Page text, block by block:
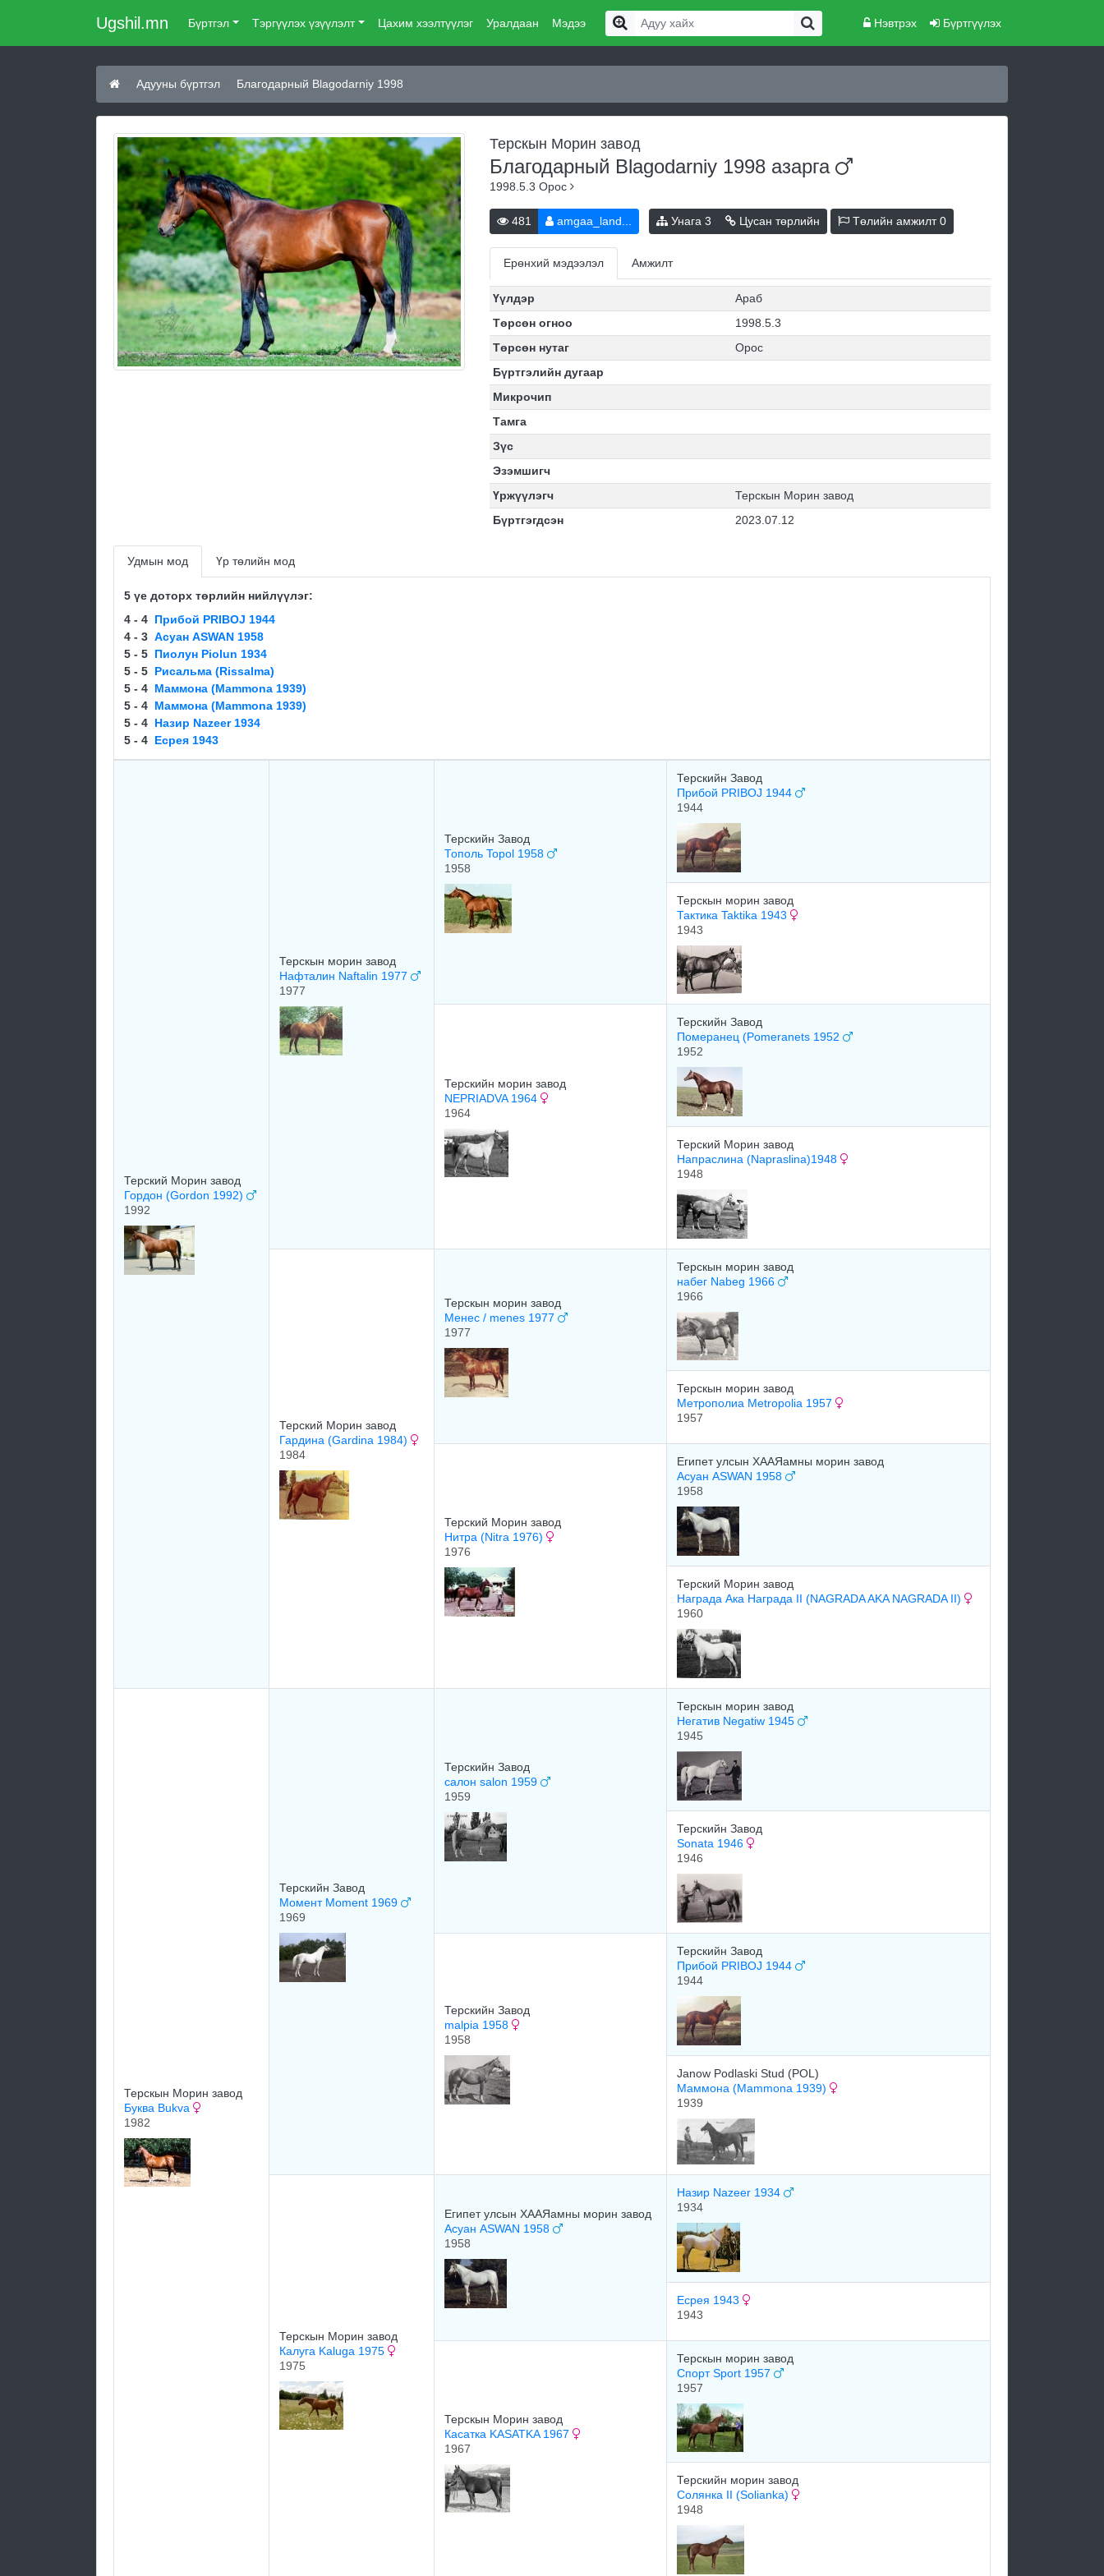
Ugshil.mn Бүртгэл Тэргүүлэх үзүүлэлт Цахим хээлтүүлэг Уралдаан Мэдээ Нэвтрэх Бүртгүүлэх
Адууны бүртгэл Благодарный Blagodarniy 1998
Терскын Морин завод
Благодарный Blagodarniy 1998 азарга
1998.5.3 Орос
481 amgaa_land... Унага 3 Цусан төрлийн Төлийн амжилт0
Ерөнхий мэдээлэл Амжилт
Үүлдэр
Араб
Төрсөн огноо
1998.5.3
Төрсөн нутаг
Орос
Бүртгэлийн дугаар
Микрочип
Тамга
Зүс
Эзэмшигч
Үржүүлэгч
Терскын Морин завод
Бүртгэгдсэн
2023.07.12
Удмын мод Үр төлийн мод
5 үе доторх төрлийн нийлүүлэг:
4 - 4 Прибой PRIBOJ 1944
4 - 3 Асуан ASWAN 1958
5 - 5 Пиолун Piolun 1934
5 - 5 Рисальма (Rissalma)
5 - 4 Маммона (Mammona 1939)
5 - 4 Маммона (Mammona 1939)
5 - 4 Назир Nazeer 1934
5 - 4 Есрея 1943
Терский Морин завод
Гордон (Gordon 1992)
1992
Терскын морин завод
Нафталин Naftalin 1977
1977
Терскийн Завод
Тополь Topol 1958
1958
Терскийн Завод
Прибой PRIBOJ 1944
1944
Терскын морин завод
Тактика Taktika 1943
1943
Терскийн морин завод
NEPRIADVA 1964
1964
Терскийн Завод
Померанец (Pomeranets 1952
1952
Терский Морин завод
Напраслина (Napraslina)1948
1948
Терский Морин завод
Гардина (Gardina 1984)
1984
Терскын морин завод
Менес / menes 1977
1977
Терскын морин завод
набег Nabeg 1966
1966
Терскын морин завод
Метрополиа Metropolia 1957
1957
Терский Морин завод
Нитра (Nitra 1976)
1976
Египет улсын ХААЯамны морин завод
Асуан ASWAN 1958
1958
Терский Морин завод
Награда Ака Награда II (NAGRADA AKA NAGRADA II)
1960
Терскын Морин завод
Буква Bukva
1982
Терскийн Завод
Момент Moment 1969
1969
Терскийн Завод
салон salon 1959
1959
Терскын морин завод
Негатив Negatiw 1945
1945
Терскийн Завод
Sonata 1946
1946
Терскийн Завод
malpia 1958
1958
Терскийн Завод
Прибой PRIBOJ 1944
1944
Janow Podlaski Stud (POL)
Маммона (Mammona 1939)
1939
Терскын Морин завод
Калуга Kaluga 1975
1975
Египет улсын ХААЯамны морин завод
Асуан ASWAN 1958
1958
Назир Nazeer 1934
1934
Есрея 1943
1943
Терскын Морин завод
Касатка KASATKA 1967
1967
Терскын морин завод
Спорт Sport 1957
1957
Терскийн морин завод
Солянка II (Solianka)
1948